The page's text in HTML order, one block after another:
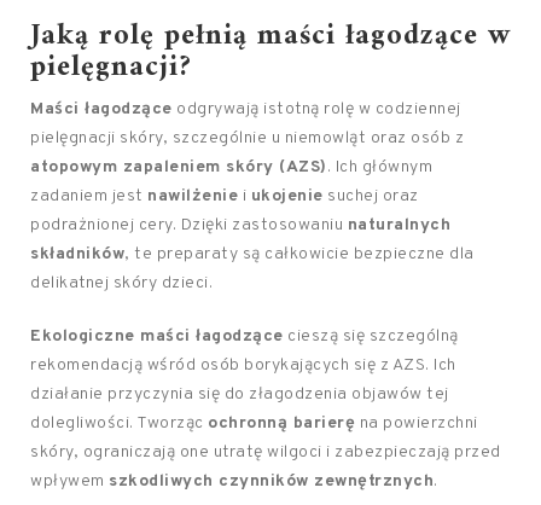
Jaką rolę pełnią maści łagodzące w
pielęgnacji?
Maści łagodzące odgrywają istotną rolę w codziennej
pielęgnacji skóry, szczególnie u niemowląt oraz osób z
atopowym zapaleniem skóry (AZS). Ich głównym
zadaniem jest nawilżenie i ukojenie suchej oraz
podrażnionej cery. Dzięki zastosowaniu naturalnych
składników, te preparaty są całkowicie bezpieczne dla
delikatnej skóry dzieci.
Ekologiczne maści łagodzące cieszą się szczególną
rekomendacją wśród osób borykających się z AZS. Ich
działanie przyczynia się do złagodzenia objawów tej
dolegliwości. Tworząc ochronną barierę na powierzchni
skóry, ograniczają one utratę wilgoci i zabezpieczają przed
wpływem szkodliwych czynników zewnętrznych.